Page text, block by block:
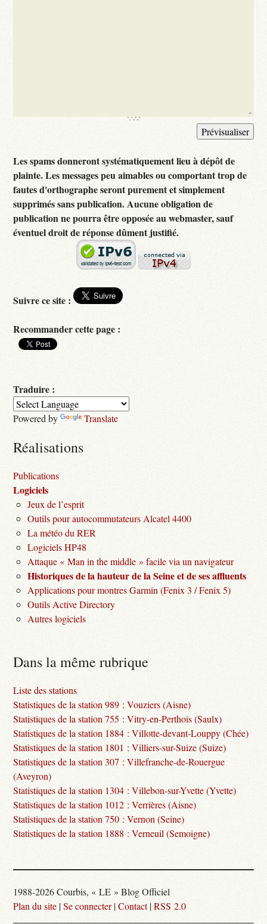
Les spams donneront systématiquement lieu à dépôt de
plainte. Les messages peu aimables ou comportant trop de
fautes d'orthographe seront purement et simplement
supprimés sans publication. Aucune obligation de
publication ne pourra être opposée au webmaster, sauf
éventuel droit de réponse dûment justifié.
Suivre ce site :
Recommander cette page :
Traduire :
Powered by Translate
Réalisations
Publications
Logiciels
Jeux de l’esprit
Outils pour autocommutateurs Alcatel 4400
La météo du RER
Logiciels HP48
Attaque « Man in the middle » facile via un navigateur
Historiques de la hauteur de la Seine et de ses affluents
Applications pour montres Garmin (Fenix 3 / Fenix 5)
Outils Active Directory
Autres logiciels
Dans la même rubrique
Liste des stations
Statistiques de la station 989 : Vouziers (Aisne)
Statistiques de la station 755 : Vitry-en-Perthois (Saulx)
Statistiques de la station 1884 : Villotte-devant-Louppy (Chée)
Statistiques de la station 1801 : Villiers-sur-Suize (Suize)
Statistiques de la station 307 : Villefranche-de-Rouergue
(Aveyron)
Statistiques de la station 1304 : Villebon-sur-Yvette (Yvette)
Statistiques de la station 1012 : Verrières (Aisne)
Statistiques de la station 750 : Vernon (Seine)
Statistiques de la station 1888 : Verneuil (Semoigne)
1988-2026 Courbis, « LE » Blog Officiel
Plan du site |Se connecter|Contact|RSS 2.0